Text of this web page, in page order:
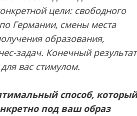
цели: свободного
Германии, смены места
образования,
задач. Конечный результат
вас стимулом.
способ, который
под ваш образ